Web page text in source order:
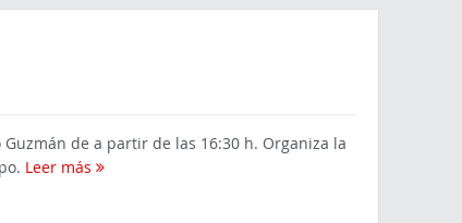
de a partir de las 16:30 h. Organiza la
Leer más